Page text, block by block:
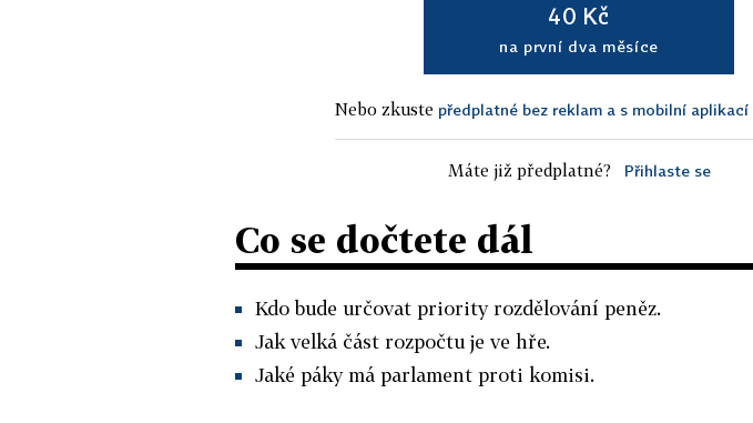
40 Kč
na první dva měsíce
Nebo zkuste předplatné bez reklam a s mobilní aplikací
Máte již předplatné? Přihlaste se
Co se dočtete dál
Kdo bude určovat priority rozdělování peněz.
Jak velká část rozpočtu je ve hře.
Jaké páky má parlament proti komisi.